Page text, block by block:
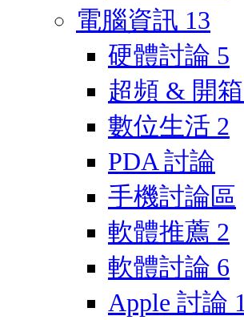
電腦資訊 13
硬體討論 5
超頻 & 開箱
數位生活 2
PDA 討論
手機討論區
軟體推薦 2
軟體討論 6
Apple 討論 1